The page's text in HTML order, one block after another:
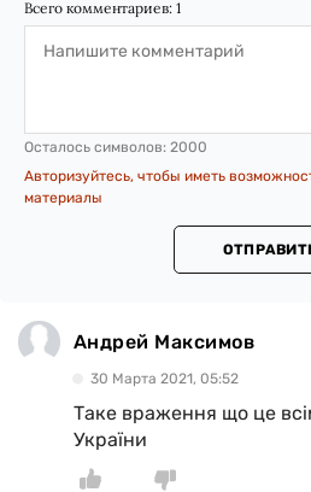
Всего комментариев: 1
Осталось символов: 2000
Авторизуйтесь, чтобы иметь
материалы
Андрей Максимов
30 Марта 2021, 05:52
Таке враження що це
України